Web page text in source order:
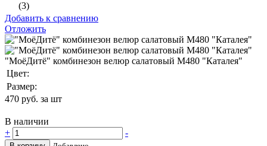
(3)
Добавить к сравнению
Отложить
"МоёДитё" комбинезон велюр салатовый М480 "Каталея"
Цвет:
Размер:
470 руб. за шт
В наличии
+
-